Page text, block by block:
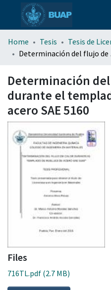
menu.section.about_menu
Home Tesis
Tesis de
Determinación
durante el
acero SAE 5160
Files
716TL.pdf (2.7 MB)